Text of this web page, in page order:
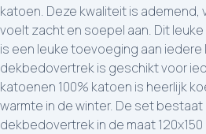
katoen. Deze kwaliteit is
voelt zacht en soepel aan. Dit
is een leuke toevoeging aan
dekbedovertrek is geschikt voor
katoenen 100% katoen is heerlijk
warmte in de winter. De set bestaat
dekbedovertrek in de maat